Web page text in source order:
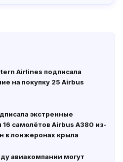
Airlines подписала
на покупку 25 Airbus
экстренные
16 самолётов Airbus A380 из-
в лонжеронах крыла
авиакомпании могут